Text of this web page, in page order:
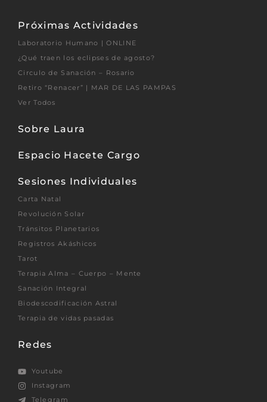
Próximas Actividades
Laboratorio Humano | ONLINE
¿Qué traen los eclipses de agosto?
Circulo de Sanación – Rosario
Retiro “Renacer” | MAR DE LAS PAMPAS
Ver Todos
Sobre Laura
Espacio Hacete Cargo
Sesiones Individuales
Carta Natal
Revolución Solar
Tránsitos Planetarios
Registros Akáshicos
Tarot
Terapia Alma – Cuerpo – Mente
Sanación Integral
Biodescodificación Astral
Terapia de vidas pasadas
Redes
Youtube
Instagram
Telegram